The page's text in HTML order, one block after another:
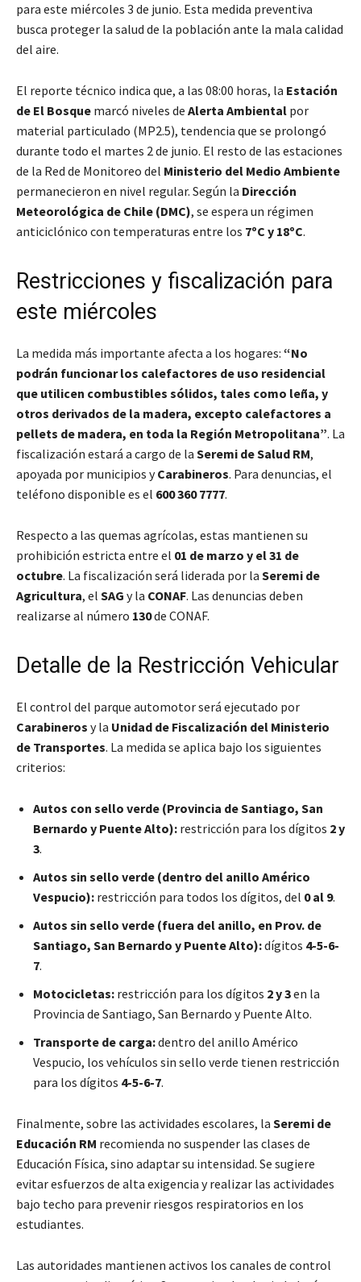
para este miércoles 3 de junio. Esta medida preventiva
busca proteger la salud de la población ante la mala calidad
del aire.
El reporte técnico indica que, a las 08:00 horas, la Estación
de El Bosque marcó niveles de Alerta Ambiental por
material particulado (MP2.5), tendencia que se prolongó
durante todo el martes 2 de junio. El resto de las estaciones
de la Red de Monitoreo del Ministerio del Medio Ambiente
permanecieron en nivel regular. Según la Dirección
Meteorológica de Chile (DMC), se espera un régimen
anticiclónico con temperaturas entre los 7ºC y 18ºC.
Restricciones y fiscalización para
este miércoles
La medida más importante afecta a los hogares: “No
podrán funcionar los calefactores de uso residencial
que utilicen combustibles sólidos, tales como leña, y
otros derivados de la madera, excepto calefactores a
pellets de madera, en toda la Región Metropolitana”. La
fiscalización estará a cargo de la Seremi de Salud RM,
apoyada por municipios yCarabineros. Para denuncias, el
teléfono disponible es el 600 360 7777.
Respecto a las quemas agrícolas, estas mantienen su
prohibición estricta entre el 01 de marzo y el 31 de
octubre. La fiscalización será liderada por la Seremi de
Agricultura, el SAG y la CONAF. Las denuncias deben
realizarse al número 130de CONAF.
Detalle de la Restricción Vehicular
El control del parque automotor será ejecutado por
Carabineros y la Unidad de Fiscalización del Ministerio
de Transportes. La medida se aplica bajo los siguientes
criterios:
Autos con sello verde (Provincia de Santiago, San
Bernardo y Puente Alto): restricción para los dígitos 2 y
3.
Autos sin sello verde (dentro del anillo Américo
Vespucio): restricción para todos los dígitos, del 0 al 9.
Autos sin sello verde (fuera del anillo, en Prov. de
Santiago, San Bernardo y Puente Alto):dígitos 4-5-6-
7.
Motocicletas: restricción para los dígitos 2 y 3en la
Provincia de Santiago, San Bernardo y Puente Alto.
Transporte de carga:dentro del anillo Américo
Vespucio, los vehículos sin sello verde tienen restricción
para los dígitos 4-5-6-7.
Finalmente, sobre las actividades escolares, la Seremi de
Educación RM recomienda no suspender las clases de
Educación Física, sino adaptar su intensidad. Se sugiere
evitar esfuerzos de alta exigencia y realizar las actividades
bajo techo para prevenir riesgos respiratorios en los
estudiantes.
Las autoridades mantienen activos los canales de control